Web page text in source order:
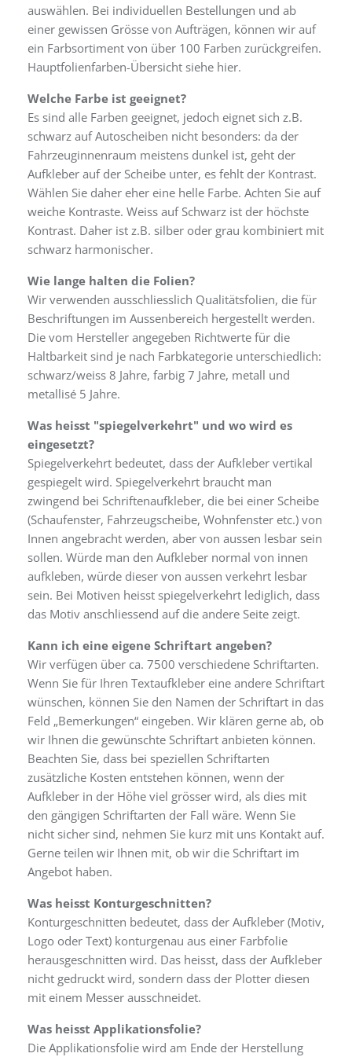
auswählen. Bei individuellen Bestellungen und ab
einer gewissen Grösse von Aufträgen, können wir auf
ein Farbsortiment von über 100 Farben zurückgreifen.
Hauptfolienfarben-Übersicht siehe hier.
Welche Farbe ist geeignet?
Es sind alle Farben geeignet, jedoch eignet sich z.B.
schwarz auf Autoscheiben nicht besonders: da der
Fahrzeuginnenraum meistens dunkel ist, geht der
Aufkleber auf der Scheibe unter, es fehlt der Kontrast.
Wählen Sie daher eher eine helle Farbe. Achten Sie auf
weiche Kontraste. Weiss auf Schwarz ist der höchste
Kontrast. Daher ist z.B. silber oder grau kombiniert mit
schwarz harmonischer.
Wie lange halten die Folien?
Wir verwenden ausschliesslich Qualitätsfolien, die für
Beschriftungen im Aussenbereich hergestellt werden.
Die vom Hersteller angegeben Richtwerte für die
Haltbarkeit sind je nach Farbkategorie unterschiedlich:
schwarz/weiss 8 Jahre, farbig 7 Jahre, metall und
metallisé 5 Jahre.
Was heisst "spiegelverkehrt" und wo wird es
eingesetzt?
Spiegelverkehrt bedeutet, dass der Aufkleber vertikal
gespiegelt wird. Spiegelverkehrt braucht man
zwingend bei Schriftenaufkleber, die bei einer Scheibe
(Schaufenster, Fahrzeugscheibe, Wohnfenster etc.) von
Innen angebracht werden, aber von aussen lesbar sein
sollen. Würde man den Aufkleber normal von innen
aufkleben, würde dieser von aussen verkehrt lesbar
sein. Bei Motiven heisst spiegelverkehrt lediglich, dass
das Motiv anschliessend auf die andere Seite zeigt.
Kann ich eine eigene Schriftart angeben?
Wir verfügen über ca. 7500 verschiedene Schriftarten.
Wenn Sie für Ihren Textaufkleber eine andere Schriftart
wünschen, können Sie den Namen der Schriftart in das
Feld „Bemerkungen“ eingeben. Wir klären gerne ab, ob
wir Ihnen die gewünschte Schriftart anbieten können.
Beachten Sie, dass bei speziellen Schriftarten
zusätzliche Kosten entstehen können, wenn der
Aufkleber in der Höhe viel grösser wird, als dies mit
den gängigen Schriftarten der Fall wäre. Wenn Sie
nicht sicher sind, nehmen Sie kurz mit uns Kontakt auf.
Gerne teilen wir Ihnen mit, ob wir die Schriftart im
Angebot haben.
Was heisst Konturgeschnitten?
Konturgeschnitten bedeutet, dass der Aufkleber (Motiv,
Logo oder Text) konturgenau aus einer Farbfolie
herausgeschnitten wird. Das heisst, dass der Aufkleber
nicht gedruckt wird, sondern dass der Plotter diesen
mit einem Messer ausschneidet.
Was heisst Applikationsfolie?
Die Applikationsfolie wird am Ende der Herstellung